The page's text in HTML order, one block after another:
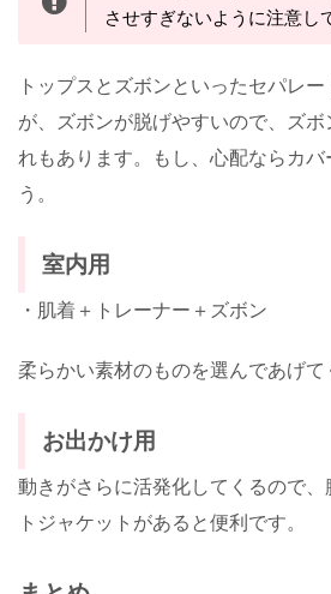
させすぎないように注意し
トップスとズボンといったセパレ
が、ズボンが脱げやすいので、ズ
れもあります。もし、心配ならカバ
う。
室内用
・肌着＋トレーナー＋ズボン
柔らかい素材のものを選んであげて
お出かけ用
動きがさらに活発化してくるので
トジャケットがあると便利です。